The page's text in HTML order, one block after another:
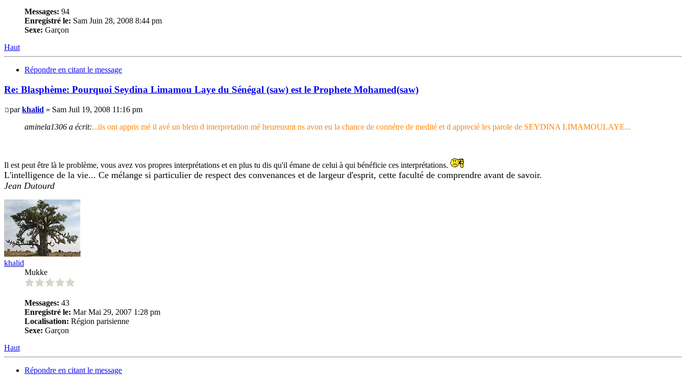
Messages: 94
Enregistré le: Sam Juin 28, 2008 8:44 pm
Sexe: Garçon
Haut
Répondre en citant le message
Re: Blasphème: Pourquoi Seydina Limamou Laye du Sénégal (saw) est le Prophete Mohamed(saw)
parkhalid » Sam Juil 19, 2008 11:16 pm
aminela1306 a écrit:...ils ont appris mé il avé un blem d interpretation mé heureusmt ns avon eu la chance de connétre de medité et d apprecié les parole de SEYDINA LIMAMOULAYE...
Il est peut être là le problème, vous avez vos propres interprétations et en plus tu dis qu'il émane de celui à qui bénéficie ces interprétations.
L'intelligence de la vie... Ce mélange si particulier de respect des convenances et de largeur d'esprit, cette faculté de comprendre avant de savoir.
Jean Dutourd
khalid
Mukke
Messages: 43
Enregistré le: Mar Mai 29, 2007 1:28 pm
Localisation: Région parisienne
Sexe: Garçon
Haut
Répondre en citant le message